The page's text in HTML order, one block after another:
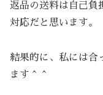
返品の送料は自己負
対応だと思います。
結果的に、私には合
ます＾＾